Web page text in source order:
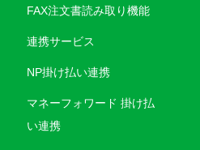
FAX注文書読み取り機能
連携サービス
NP掛け払い連携
マネーフォワード 掛け払
い連携